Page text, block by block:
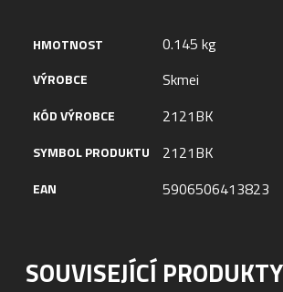
HMOTNOST 0.145 kg
VÝROBCE Skmei
KÓD VÝROBCE 2121BK
SYMBOL PRODUKTU 2121BK
EAN 5906506413823
SOUVISEJÍCÍ PRODUKTY